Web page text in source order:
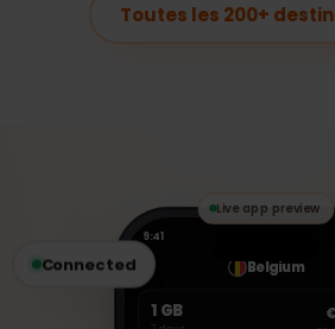
Toutes les 200+